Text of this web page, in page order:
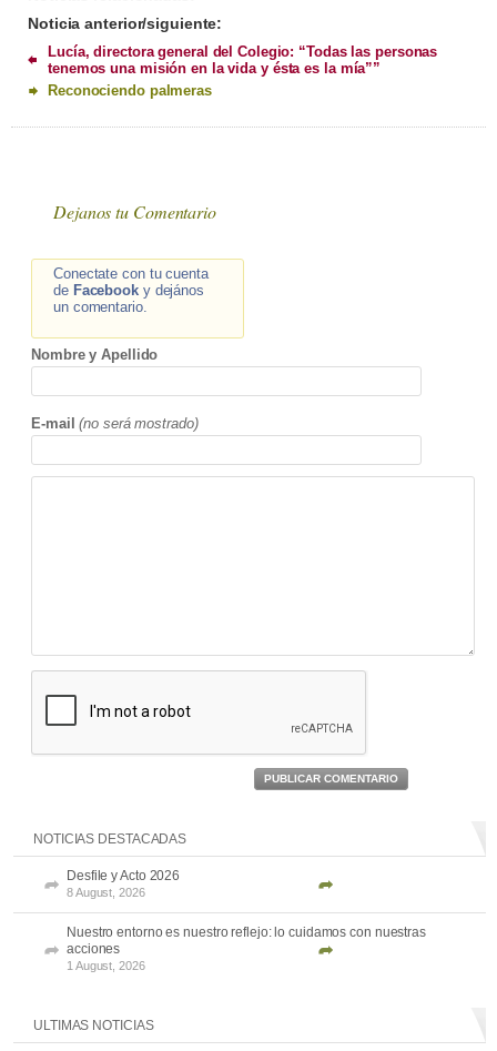
Noticia anterior/siguiente:
Lucía, directora general del Colegio: “Todas las personas
tenemos una misión en la vida y ésta es la mía””
Reconociendo palmeras
Dejanos tu Comentario
Conectate con tu cuenta
de Facebooky dejános
un comentario.
Nombre y Apellido
E-mail (no será mostrado)
PUBLICAR COMENTARIO
NOTICIAS DESTACADAS
Desfile y Acto 2026
8 August, 2026
Nuestro entorno es nuestro reflejo: lo cuidamos con nuestras
acciones
1 August, 2026
ULTIMAS NOTICIAS